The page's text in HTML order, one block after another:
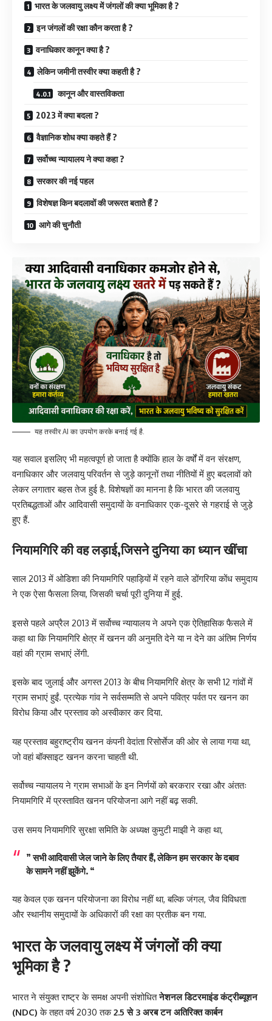
भारत के जलवायु लक्ष्य में जंगलों की क्या भूमिका है ?
इन जंगलों की रक्षा कौन करता है ?
वनाधिकार कानून क्या है ?
लेकिन जमीनी तस्वीर क्या कहती है ?
कानून और वास्तविकता
2023 में क्या बदला ?
वैज्ञानिक शोध क्या कहते हैं ?
सर्वोच्च न्यायालय ने क्या कहा ?
सरकार की नई पहल
विशेषज्ञ किन बदलावों की जरूरत बताते हैं ?
आगे की चुनौती
यह तस्वीर AI का उपयोग करके बनाई गई है.
यह सवाल इसलिए भी महत्वपूर्ण हो जाता है क्योंकि हाल के वर्षों में वन संरक्षण,
वनाधिकार और जलवायु परिवर्तन से जुड़े कानूनों तथा नीतियों में हुए बदलावों को
लेकर लगातार बहस तेज हुई है. विशेषज्ञों का मानना है कि भारत की जलवायु
प्रतिबद्धताओं और आदिवासी समुदायों के वनाधिकार एक-दूसरे से गहराई से जुड़े
हुए हैं.
नियामगिरि की वह लड़ाई,जिसने दुनिया का ध्यान खींचा
साल 2013 में ओडिशा की नियामगिरि पहाड़ियों में रहने वाले डोंगरिया कोंध समुदाय
ने एक ऐसा फैसला लिया, जिसकी चर्चा पूरी दुनिया में हुई.
इससे पहले अप्रैल 2013 में सर्वोच्च न्यायालय ने अपने एक ऐतिहासिक फैसले में
कहा था कि नियामगिरि क्षेत्र में खनन की अनुमति देने या न देने का अंतिम निर्णय
वहां की ग्राम सभाएं लेंगी.
इसके बाद जुलाई और अगस्त 2013 के बीच नियामगिरि क्षेत्र के सभी 12 गांवों में
ग्राम सभाएं हुईं. प्रत्येक गांव ने सर्वसम्मति से अपने पवित्र पर्वत पर खनन का
विरोध किया और प्रस्ताव को अस्वीकार कर दिया.
यह प्रस्ताव बहुराष्ट्रीय खनन कंपनी वेदांता रिसोर्सेज की ओर से लाया गया था,
जो वहां बॉक्साइट खनन करना चाहती थी.
सर्वोच्च न्यायालय ने ग्राम सभाओं के इन निर्णयों को बरकरार रखा और अंततः
नियामगिरि में प्रस्तावित खनन परियोजना आगे नहीं बढ़ सकी.
उस समय नियामगिरि सुरक्षा समिति के अध्यक्ष कुमुटी माझी ने कहा था,
” सभी आदिवासी जेल जाने के लिए तैयार हैं, लेकिन हम सरकार के दबाव
के सामने नहीं झुकेंगे. “
यह केवल एक खनन परियोजना का विरोध नहीं था, बल्कि जंगल, जैव विविधता
और स्थानीय समुदायों के अधिकारों की रक्षा का प्रतीक बन गया.
भारत के जलवायु लक्ष्य में जंगलों की क्या
भूमिका है ?
भारत ने संयुक्त राष्ट्र के समक्ष अपनी संशोधितनेशनल डिटरमाइंड कंट्रीब्यूशन
(NDC) के तहत वर्ष 2030 तक2.5 से 3 अरब टन अतिरिक्त कार्बन